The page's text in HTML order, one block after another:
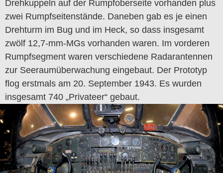
Drehkuppeln auf der Rumpfoberseite vorhanden plus
zwei Rumpfseitenstände. Daneben gab es je einen
Drehturm im Bug und im Heck, so dass insgesamt
zwölf 12,7-mm-MGs vorhanden waren. Im vorderen
Rumpfsegment waren verschiedene Radarantennen
zur Seeraumüberwachung eingebaut. Der Prototyp
flog erstmals am 20. September 1943. Es wurden
insgesamt 740 „Privateer“ gebaut.